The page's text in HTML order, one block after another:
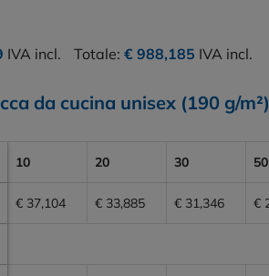
IVA incl. Totale: € 988,185 IVA incl.
da cucina unisex (190 g/
10 20 30 50
€ 37,104 € 33,885 € 31,346 €